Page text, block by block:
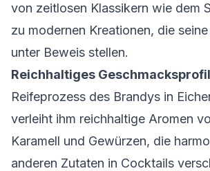
von zeitlosen Klassikern wie dem
zu modernen Kreationen, die
unter Beweis stellen.
Reichhaltiges Geschmacksprofil
Reifeprozess des Brandys in
verleiht ihm reichhaltige Aromen
Karamell und Gewürzen, die
anderen Zutaten in Cocktails